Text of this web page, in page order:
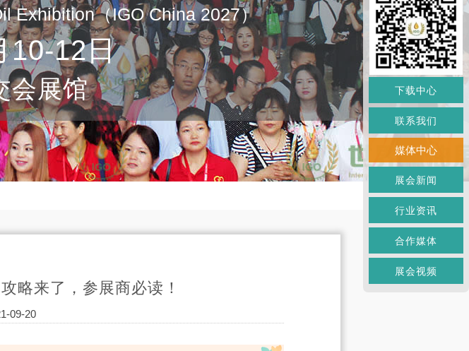
Exhibition（IGO China 2027）
10-12日
会展馆
略来了，参展商必读！
09-20
下载中心
联系我们
媒体中心
展会新闻
行业资讯
合作媒体
展会视频